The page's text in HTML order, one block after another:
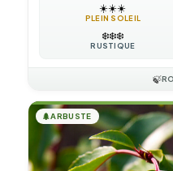
☀️☀️☀️
PLEIN SOLEIL
❄️❄️❄️
RUSTIQUE
🍃
🌲ARBUSTE